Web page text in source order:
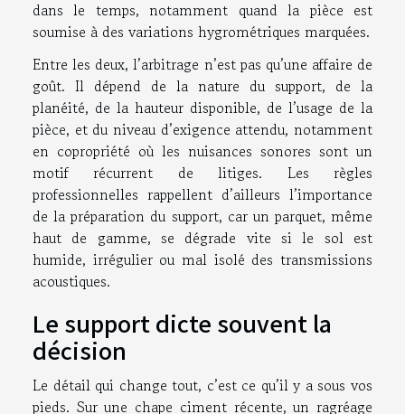
dans le temps, notamment quand la pièce est
soumise à des variations hygrométriques marquées.
Entre les deux, l’arbitrage n’est pas qu’une affaire de
goût. Il dépend de la nature du support, de la
planéité, de la hauteur disponible, de l’usage de la
pièce, et du niveau d’exigence attendu, notamment
en copropriété où les nuisances sonores sont un
motif récurrent de litiges. Les règles
professionnelles rappellent d’ailleurs l’importance
de la préparation du support, car un parquet, même
haut de gamme, se dégrade vite si le sol est
humide, irrégulier ou mal isolé des transmissions
acoustiques.
Le support dicte souvent la
décision
Le détail qui change tout, c’est ce qu’il y a sous vos
pieds. Sur une chape ciment récente, un ragréage